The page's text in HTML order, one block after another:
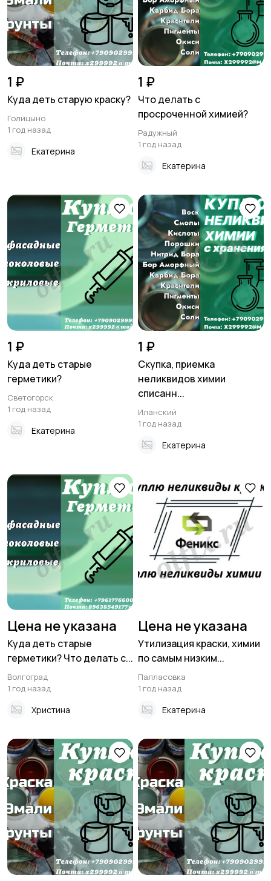
1 ₽
Куда деть старую краску?
Голицыно
1 год назад
Екатерина
1 ₽
Что делать с
просроченной химией?
Радужный
1 год назад
Екатерина
1 ₽
Куда деть старые
герметики?
Светогорск
1 год назад
Екатерина
1 ₽
Скупка, приемка
неликвидов химии
списанн...
Иланский
1 год назад
Екатерина
Цена не указана
Куда деть старые
герметики? Что делать с...
Волгоград
1 год назад
Христина
Цена не указана
Утилизация краски, химии
по самым низким...
Палласовка
1 год назад
Екатерина